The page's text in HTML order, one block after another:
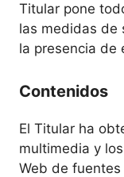
Titular pone
las medidas de
la presencia de
Contenidos
El Titular ha
multimedia y
Web de